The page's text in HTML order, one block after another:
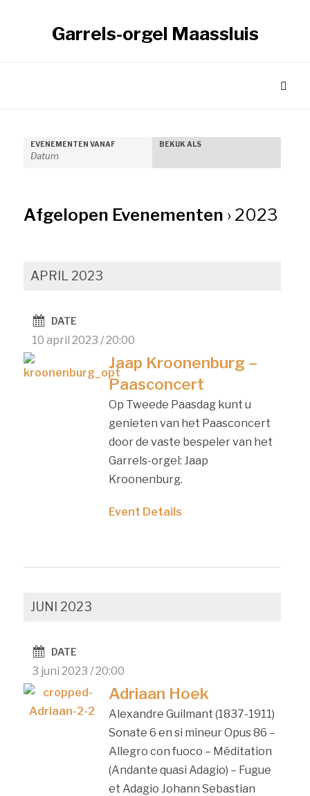
Garrels-orgel Maassluis
Evenementen
weergave
BEKIJK ALS
EVENEMENTEN VANAF
Afgelopen Evenementen › 2023
navigatie
APRIL 2023
DATE
10 april 2023 / 20:00
Jaap Kroonenburg –
Paasconcert
Op Tweede Paasdag kunt u
genieten van het Paasconcert
door de vaste bespeler van het
Garrels-orgel: Jaap
Kroonenburg.
Event Details
JUNI 2023
DATE
3 juni 2023 / 20:00
Adriaan Hoek
Alexandre Guilmant (1837-1911)
Sonate 6 en si mineur Opus 86 –
Allegro con fuoco – Méditation
(Andante quasi Adagio) – Fugue
et Adagio Johann Sebastian